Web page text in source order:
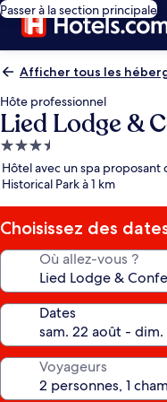
Passer à la section principale
Afficher tous les
Hôte professionnel
Lied Lodge &
Hébergement
3.5 étoiles
Hôtel avec un spa
Historical Park à 1 km
Choisissez des
Où allez-vous ?
Dates
Voyageurs